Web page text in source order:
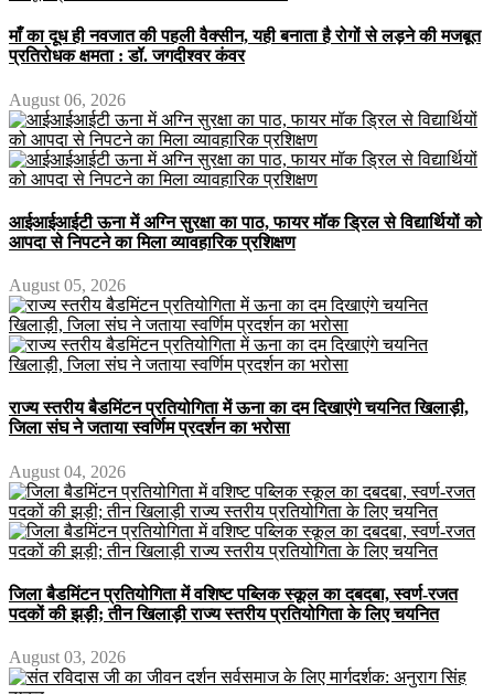
माँ का दूध ही नवजात की पहली वैक्सीन, यही बनाता है रोगों से लड़ने की मजबूत
प्रतिरोधक क्षमता : डॉ. जगदीश्वर कंवर
August 06, 2026
आईआईआईटी ऊना में अग्नि सुरक्षा का पाठ, फायर मॉक ड्रिल से विद्यार्थियों को
आपदा से निपटने का मिला व्यावहारिक प्रशिक्षण
August 05, 2026
राज्य स्तरीय बैडमिंटन प्रतियोगिता में ऊना का दम दिखाएंगे चयनित खिलाड़ी,
जिला संघ ने जताया स्वर्णिम प्रदर्शन का भरोसा
August 04, 2026
जिला बैडमिंटन प्रतियोगिता में वशिष्ट पब्लिक स्कूल का दबदबा, स्वर्ण-रजत
पदकों की झड़ी; तीन खिलाड़ी राज्य स्तरीय प्रतियोगिता के लिए चयनित
August 03, 2026